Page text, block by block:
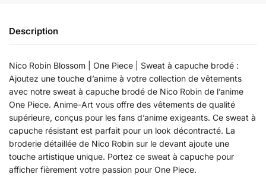
Description
Nico Robin Blossom | One Piece | Sweat à capuche brodé :
Ajoutez une touche d’anime à votre collection de vêtements
avec notre sweat à capuche brodé de Nico Robin de l’anime
One Piece. Anime-Art vous offre des vêtements de qualité
supérieure, conçus pour les fans d’anime exigeants. Ce sweat à
capuche résistant est parfait pour un look décontracté. La
broderie détaillée de Nico Robin sur le devant ajoute une
touche artistique unique. Portez ce sweat à capuche pour
afficher fièrement votre passion pour One Piece.